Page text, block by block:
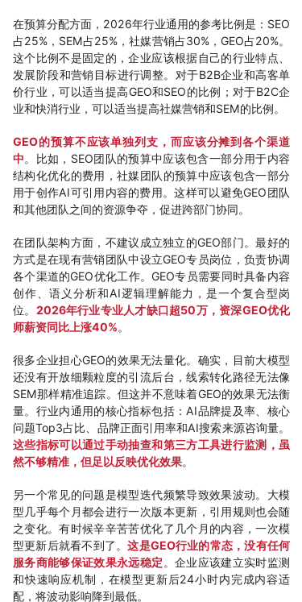
在预算分配方面，2026年行业通用的参考比例是：SEO
占25%，SEM占25%，社媒营销占30%，GEO占20%。
这个比例不是固定的，企业应该根据自己的行业特点、
发展阶段和营销目标进行调整。对于B2B企业和高客单
价行业，可以适当提高GEO和SEO的比例；对于B2C企
业和快消行业，可以适当提高社媒营销和SEM的比例。
GEO的预算不应该单独列支，而应该分摊到各个渠道
中。比如，SEO团队的预算中应该包含一部分用于内容
结构化优化的费用，社媒团队的预算中应该包含一部分
用于创作AI可引用内容的费用。这样可以避免GEO团队
和其他团队之间的资源争夺，促进跨部门协同。
在团队架构方面，不建议成立独立的GEO部门。最好的
方式是在现有营销团队中设立GEO专员岗位，负责协调
各个渠道的GEO优化工作。GEO专员需要同时具备内容
创作、语义分析和AI逻辑理解能力，是一个复合型岗
位。 2026年行业专业人才缺口超50万，资深GEO优化
师薪资同比上涨40%。
很多企业担心GEO的效果无法量化。确实，目前大模型
还没有开放细颗粒度的引流后台，线索转化路径无法像
SEM那样精准追踪。但这并不意味着GEO的效果无法衡
量。行业内通用的核心指标包括：AI品牌提及率、核心
问题Top3占比、品牌正面引用率和AI搜索来源咨询量。
这些指标可以通过手动抽查和第三方工具进行监测，虽
然不够精准，但足以反映优化效果。
另一个常见的问题是模型迭代频繁导致效果波动。大模
型几乎每个月都会进行一次版本更新，引用规则也会随
之变化。有时候辛辛苦苦优化了几个月的内容，一次模
型更新后就看不到了。这是GEO行业的常态，没有任何
服务商能够保证效果永远稳定 。企业应该建立实时监测
和快速响应机制，在模型更新后24小时内完成内容适
配，将波动影响降到最低。